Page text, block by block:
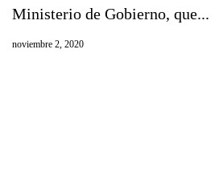
Ministerio de Gobierno, que...
noviembre 2, 2020